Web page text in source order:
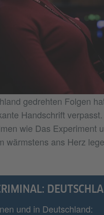
gedrehten Folgen
Handschrift
wie Das Experiment
wärmstens ans Herz
und in Deutschland: